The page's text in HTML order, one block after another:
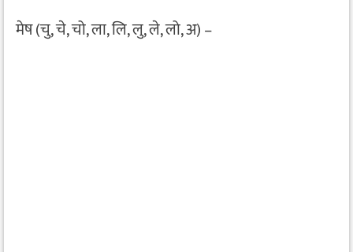
मेष (चु, चे, चो, ला, लि, लु, ले, लो, अ) –